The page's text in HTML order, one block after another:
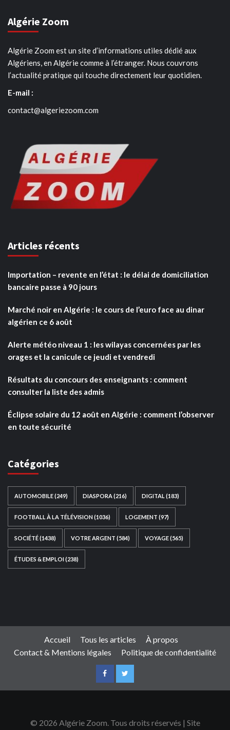
Algérie Zoom
Algérie Zoom est un site d’informations utiles dédié aux
Algériens, en Algérie comme à l’étranger. Nous couvrons
l’actualité pratique qui touche directement leur quotidien.
E-mail :
contact@algeriezoom.com
Articles récents
Importation – revente en l’état : le délai de domiciliation
bancaire passe à 90 jours
Marché noir en Algérie : le cours de l’euro face au dinar
algérien ce 6 août
Alerte météo niveau 1 : les wilayas concernées par les
orages et la canicule ce jeudi et vendredi
Résultats du concours des enseignants : comment
consulter la liste des admis
Éclipse solaire du 12 août en Algérie : comment l’observer
en toute sécurité
Catégories
AUTOMOBILE(249) DIASPORA (216) DIGITAL (183)
FOOTBALL À LA TÉLÉVISION(1036) LOGEMENT (97)
SOCIÉTÉ(1438) VOTRE ARGENT (584) VOYAGE(565)
ÉTUDES & EMPLOI(238)
Accueil Tous les articles
À propos
Contact & Mentions légales
Politique de confidentialité
© 2026 Algérie Zoom. Tous droits réservés | Site